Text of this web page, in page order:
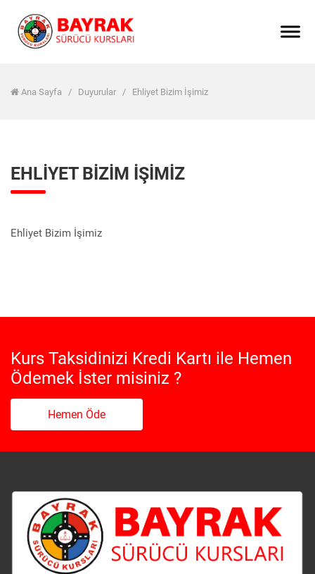
Ana Sayfa / Duyurular / Ehliyet Bizim İşimiz
EHLIYET BIZIM İŞIMIZ
Ehliyet Bizim İşimiz
Kurs Taksidinizi Kredi Kartı ile Hemen
Ödemek İster misiniz ?
Hemen Öde